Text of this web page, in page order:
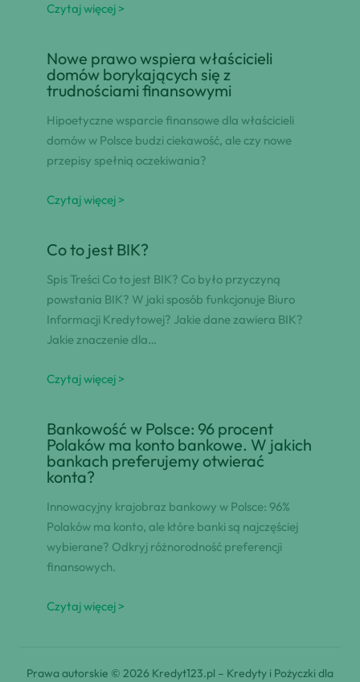
Czytaj więcej >
Nowe prawo wspiera właścicieli
domów borykających się z
trudnościami finansowymi
Hipoetyczne wsparcie finansowe dla właścicieli
domów w Polsce budzi ciekawość, ale czy nowe
przepisy spełnią oczekiwania?
Czytaj więcej >
Co to jest BIK?
Spis Treści Co to jest BIK? Co było przyczyną
powstania BIK? W jaki sposób funkcjonuje Biuro
Informacji Kredytowej? Jakie dane zawiera BIK?
Jakie znaczenie dla…
Czytaj więcej >
Bankowość w Polsce: 96 procent
Polaków ma konto bankowe. W jakich
bankach preferujemy otwierać
konta?
Innowacyjny krajobraz bankowy w Polsce: 96%
Polaków ma konto, ale które banki są najczęściej
wybierane? Odkryj różnorodność preferencji
finansowych.
Czytaj więcej >
Prawa autorskie © 2026 Kredyt123.pl – Kredyty i Pożyczki dla